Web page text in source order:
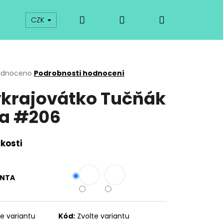
Kurzy Odkazy O vykrajovátkách
CZK Přihlášení
Podrobnosti hodnocení
Tučňák
#206
variantu Kód: Zvolte variantu